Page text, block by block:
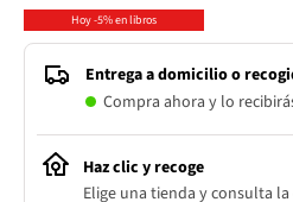
Hoy -5% en libros
Entrega a domicilio o
Compra ahora y lo
Haz clic y recoge
Elige una tienda y consulta